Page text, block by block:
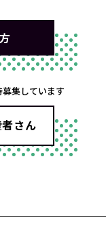
集しています
さん